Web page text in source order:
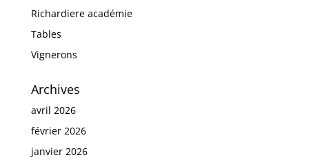
Richardiere académie
Tables
Vignerons
Archives
avril 2026
février 2026
janvier 2026